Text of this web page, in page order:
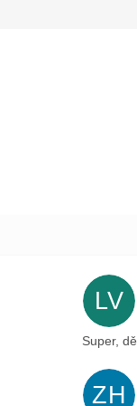
LV
Super,
ZH